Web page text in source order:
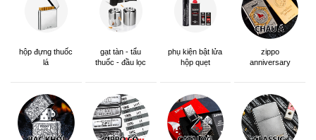
hộp đựng thuốc
lá
gạt tàn - tẩu
thuốc - đầu lọc
phụ kiện bật lửa
hộp quẹt
zippo
anniversary